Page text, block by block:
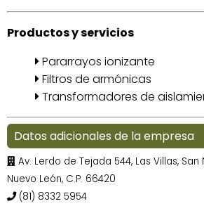
Productos y servicios
Pararrayos ionizante
Filtros de armónicas
Transformadores de
Datos adicionales de la empresa
Av. Lerdo de Tejada 544, Las Villas,
Nuevo León, C.P. 66420
(81) 8332 5954